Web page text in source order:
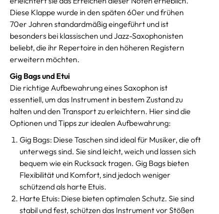
Diese Klappe wurde in den späten 60er und frühen
70er Jahren standardmäßig eingeführt und ist
besonders bei klassischen und Jazz-Saxophonisten
beliebt, die ihr Repertoire in den höheren Registern
erweitern möchten.
Gig Bags und Etui
Die richtige Aufbewahrung eines Saxophon ist
essentiell, um das Instrument in bestem Zustand zu
halten und den Transport zu erleichtern. Hier sind die
Optionen und Tipps zur idealen Aufbewahrung:
Gig Bags: Diese Taschen sind ideal für Musiker, die oft
unterwegs sind. Sie sind leicht, weich und lassen sich
bequem wie ein Rucksack tragen. Gig Bags bieten
Flexibilität und Komfort, sind jedoch weniger
schützend als harte Etuis.
Harte Etuis: Diese bieten optimalen Schutz. Sie sind
stabil und fest, schützen das Instrument vor Stößen